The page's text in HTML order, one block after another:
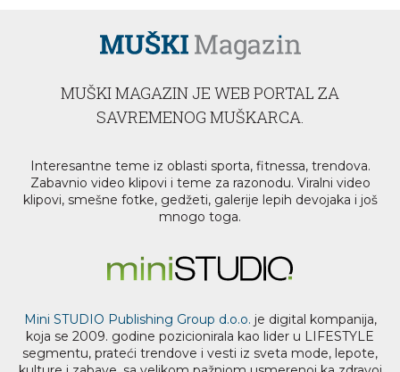
MUŠKI MAGAZIN JE WEB PORTAL ZA
SAVREMENOG MUŠKARCA.
Interesantne teme iz oblasti sporta, fitnessa, trendova.
Zabavnio video klipovi i teme za razonodu. Viralni video
klipovi, smešne fotke, gedžeti, galerije lepih devojaka i još
mnogo toga.
Mini STUDIO Publishing Group d.o.o. je digital kompanija,
koja se 2009. godine pozicionirala kao lider u LIFESTYLE
segmentu, prateći trendove i vesti iz sveta mode, lepote,